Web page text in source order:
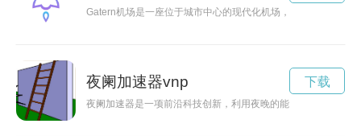
Gatern机场是一座位于城市中心的现代化机场，提供各种便利
夜阑加速器vnp
夜阑加速器是一项前沿科技创新，利用夜晚的能量为人类创造
下载